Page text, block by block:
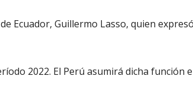
Ecuador, Guillermo Lasso, quien
2022. El Perú asumirá dicha función